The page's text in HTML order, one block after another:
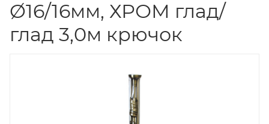
Ø16/16мм, ХРОМ глад/
глад 3,0м крючок